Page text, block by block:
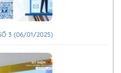
3 (06/01/2025)